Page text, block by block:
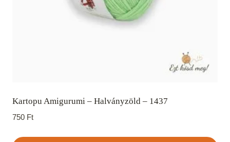
Kartopu Amigurumi – Halványzöld – 1437
750 Ft